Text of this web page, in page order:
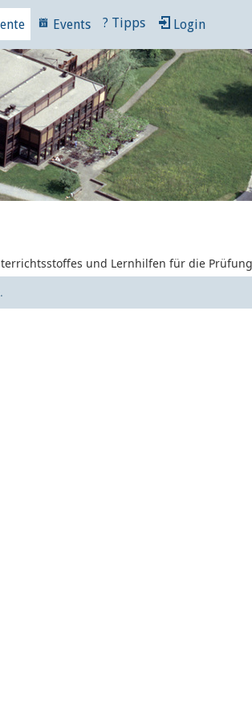
Events ? Tipps Login
und Lernhilfen für die